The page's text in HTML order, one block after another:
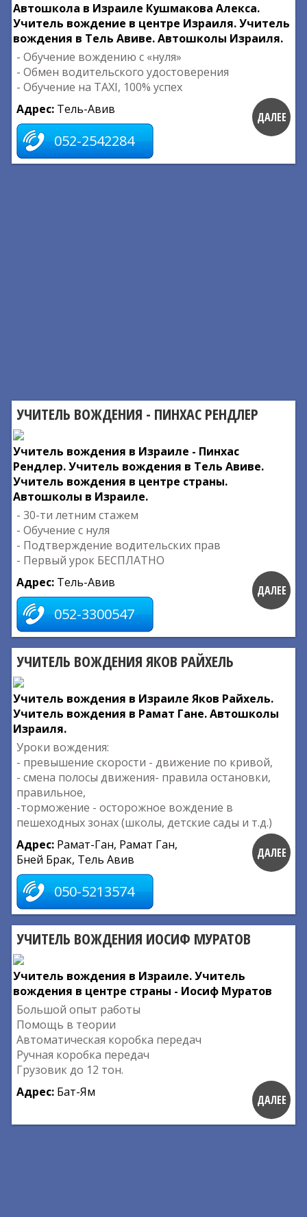
Автошкола в Израиле Кушмакова Алекса.
Учитель вождение в центре Израиля. Учитель
вождения в Тель Авиве. Автошколы Израиля.
- Обучение вождению с «нуля»
- Обмен водительского удостоверения
- Обучение на TAXI, 100% успех
Адрес: Тель-Авив
052-2542284
ДАЛЕЕ
УЧИТЕЛЬ ВОЖДЕНИЯ - ПИНХАС РЕНДЛЕР
Учитель вождения в Израиле - Пинхас
Рендлер. Учитель вождения в Тель Авиве.
Учитель вождения в центре страны.
Автошколы в Израиле.
- 30-ти летним стажем
- Обучение с нуля
- Подтверждение водительских прав
- Первый урок БЕСПЛАТНО
Адрес: Тель-Авив
052-3300547
ДАЛЕЕ
УЧИТЕЛЬ ВОЖДЕНИЯ ЯКОВ РАЙХЕЛЬ
Учитель вождения в Израиле Яков Райхель.
Учитель вождения в Рамат Гане. Автошколы
Израиля.
Уроки вождения:
- превышение скорости - движение по кривой,
- смена полосы движения- правила остановки,
правильное,
-торможение - осторожное вождение в
пешеходных зонах (школы, детские сады и т.д.)
Адрес: Рамат-Ган, Рамат Ган,
Бней Брак, Тель Авив
050-5213574
ДАЛЕЕ
УЧИТЕЛЬ ВОЖДЕНИЯ ИОСИФ МУРАТОВ
Учитель вождения в Израиле. Учитель
вождения в центре страны - Иосиф Муратов
Большой опыт работы
Помощь в теории
Автоматическая коробка передач
Ручная коробка передач
Грузовик до 12 тон.
Адрес: Бат-Ям
ДАЛЕЕ